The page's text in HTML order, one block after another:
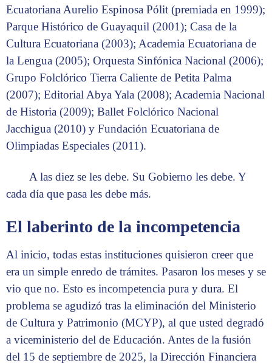
Ecuatoriana Aurelio Espinosa Pólit (premiada en 1999);
Parque Histórico de Guayaquil (2001); Casa de la
Cultura Ecuatoriana (2003); Academia Ecuatoriana de
la Lengua (2005); Orquesta Sinfónica Nacional (2006);
Grupo Folclórico Tierra Caliente de Petita Palma
(2007); Editorial Abya Yala (2008); Academia Nacional
de Historia (2009); Ballet Folclórico Nacional
Jacchigua (2010) y Fundación Ecuatoriana de
Olimpiadas Especiales (2011).
A las diez se les debe. Su Gobierno les debe. Y
cada día que pasa les debe más.
El laberinto de la incompetencia
Al inicio, todas estas instituciones quisieron creer que
era un simple enredo de trámites. Pasaron los meses y se
vio que no. Esto es incompetencia pura y dura. El
problema se agudizó tras la eliminación del Ministerio
de Cultura y Patrimonio (MCYP), al que usted degradó
a viceministerio del de Educación. Antes de la fusión
del 15 de septiembre de 2025, la Dirección Financiera